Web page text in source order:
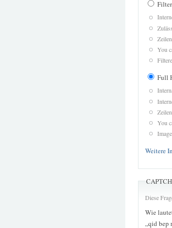
You
Full
You
Weitere
Diese
Wie
„qid bep